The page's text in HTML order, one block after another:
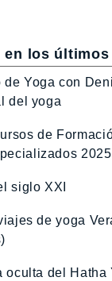
en los últimos
de Yoga con
del yoga
de
2025
siglo XXI
de yoga
oculta del Hatha